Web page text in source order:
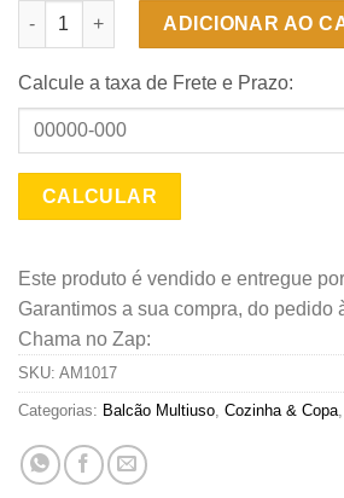
Balcão Multiuso 2 portas Arte Smart -
ADICIONAR AO
Calcule a taxa de Frete e Prazo:
Este produto é vendido e entregue
Garantimos a sua compra, do pedido
Chama no Zap:
SKU: AM1017
Categorias: Balcão Multiuso, Cozinha & Copa,